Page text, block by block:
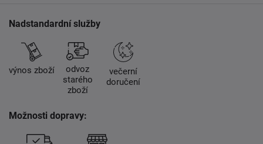
Nadstandardní služby
výnos zboží
odvoz
starého
zboží
večerní
doručení
Možnosti dopravy: